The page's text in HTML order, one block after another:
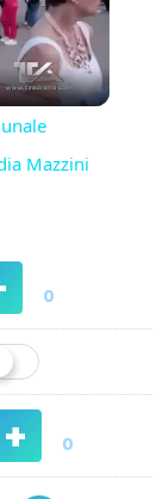
Mazzini
0
+ 0